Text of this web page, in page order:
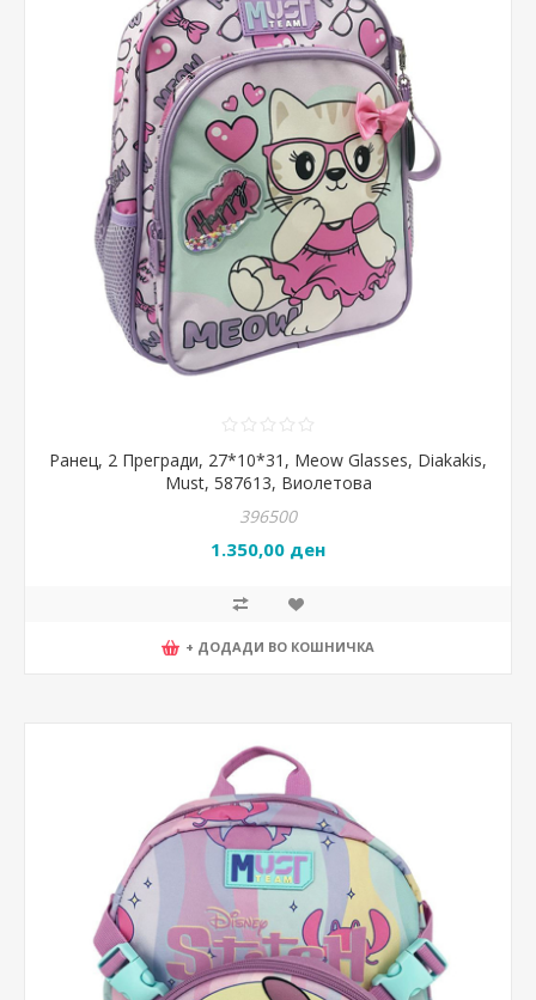
Ранец, 2 Прегради, 27*10*31, Meow Glasses, Diakakis,
Must, 587613, Виолетова
396500
1.350,00 ден
+ ДОДАДИ ВО КОШНИЧКА